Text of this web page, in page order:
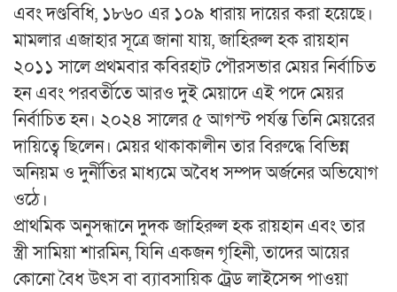
এবং দণ্ডবিধি, ১৮৬০ এর ১০৯ ধারায় দায়ের করা হয়েছে।
মামলার এজাহার সূত্রে জানা যায়, জাহিরুল হক রায়হান
২০১১ সালে প্রথমবার কবিরহাট পৌরসভার মেয়র নির্বাচিত
হন এবং পরবর্তীতে আরও দুই মেয়াদে এই পদে মেয়র
নির্বাচিত হন। ২০২৪ সালের ৫ আগস্ট পর্যন্ত তিনি মেয়রের
দায়িত্বে ছিলেন। মেয়র থাকাকালীন তার বিরুদ্ধে বিভিন্ন
অনিয়ম ও দুর্নীতির মাধ্যমে অবৈধ সম্পদ অর্জনের অভিযোগ
ওঠে।
প্রাথমিক অনুসন্ধানে দুদক জাহিরুল হক রায়হান এবং তার
স্ত্রী সামিয়া শারমিন, যিনি একজন গৃহিনী, তাদের আয়ের
কোনো বৈধ উৎস বা ব্যাবসায়িক ট্রেড লাইসেন্স পাওয়া